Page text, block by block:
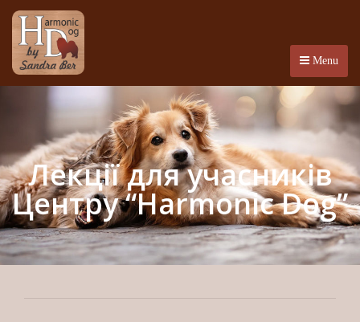
Menu
Лекції для учасників
Центру “Harmonic Dog”